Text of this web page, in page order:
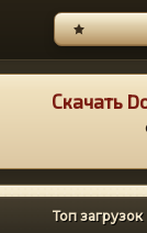
Скачать
Топ загрузок